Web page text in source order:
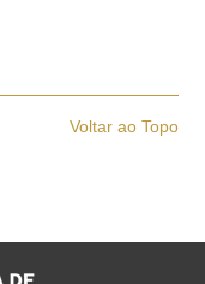
Voltar ao Topo